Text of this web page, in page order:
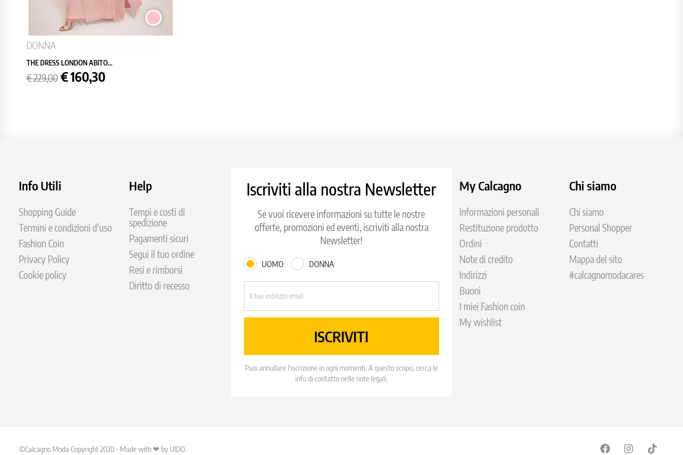
ROSA
DONNA
THE DRESS LONDON ABITO...
Prezzo
base
€ 229,00 Prezzo
€ 160,30
Info Utili
Shopping Guide
Termini e condizioni d'uso
Fashion Coin
Privacy Policy
Cookie policy
Help
Tempi e costi di
spedizione
Pagamenti sicuri
Segui il tuo ordine
Resi e rimborsi
Diritto di recesso
Iscriviti alla nostra Newsletter
Se vuoi ricevere informazioni su tutte le nostre
offerte, promozioni ed eventi, iscriviti alla nostra
Newsletter!
UOMO DONNA
Puoi annullare l'iscrizione in ogni momenti. A questo scopo, cerca le
info di contatto nelle note legali.
My Calcagno
Informazioni personali
Restituzione prodotto
Ordini
Note di credito
Indirizzi
Buoni
I miei Fashion coin
My wishlist
Chi siamo
Chi siamo
Personal Shopper
Contatti
Mappa del sito
#calcagnomodacares
©Calcagno Moda Copyright 2020 - Made with ❤ by UIDO.